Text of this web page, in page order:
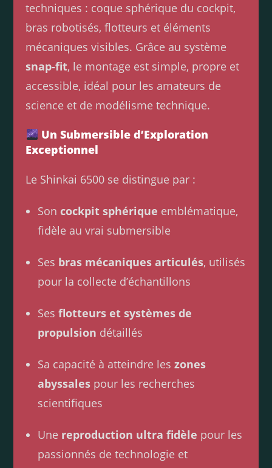
techniques : coque sphérique du cockpit,
bras robotisés, flotteurs et éléments
mécaniques visibles. Grâce au système
snap-fit, le montage est simple, propre et
accessible, idéal pour les amateurs de
science et de modélisme technique.
Un Submersible d’Exploration
Exceptionnel
Le Shinkai 6500 se distingue par :
Soncockpit sphérique emblématique,
fidèle au vrai submersible
Ses bras mécaniques articulés, utilisés
pour la collecte d’échantillons
Sesflotteurs et systèmes de
propulsion détaillés
Sa capacité à atteindre leszones
abyssales pour les recherches
scientifiques
Une reproduction ultra fidèle pour les
passionnés de technologie et